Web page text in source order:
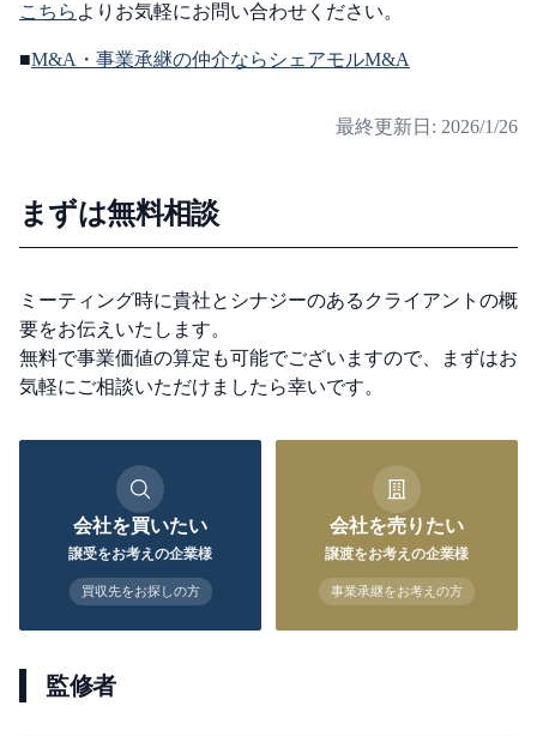
こちら よりお気軽にお問い合わせください。
■M&A・事業承継の仲介ならシェアモルM&A
最終更新日: 2026/1/26
まずは無料相談
ミーティング時に貴社とシナジーのあるクライアントの概
要をお伝えいたします。
無料で事業価値の算定も可能でございますので、まずはお
気軽にご相談いただけましたら幸いです。
会社を買いたい
譲受をお考えの企業様
買収先をお探しの方
会社を売りたい
譲渡をお考えの企業様
事業承継をお考えの方
監修者